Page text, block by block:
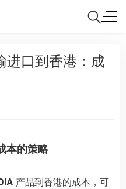
进口到香港：成
本的策略
产品到香港的成本，可